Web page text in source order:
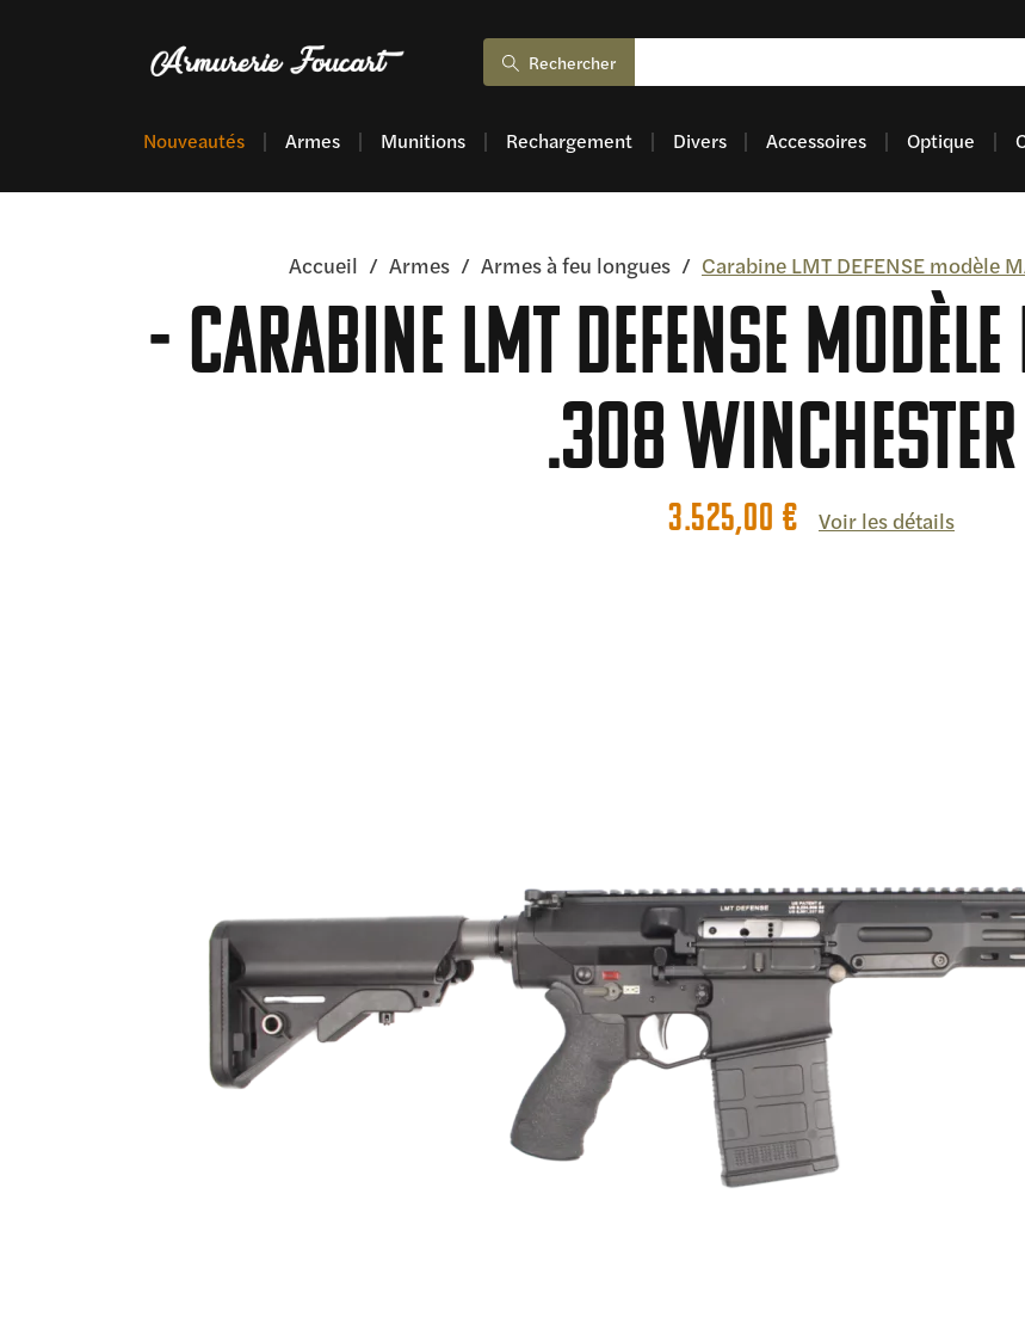
Rechercher
Nouveautés Armes Munitions Rechargement Divers Accessoires Optique
Accueil / Armes / Armes à feu longues / Carabine LMT DEFENSE modèle
Carabine LMT DEFENSE
.308 Winchester
3.525,00€ Voir les détails